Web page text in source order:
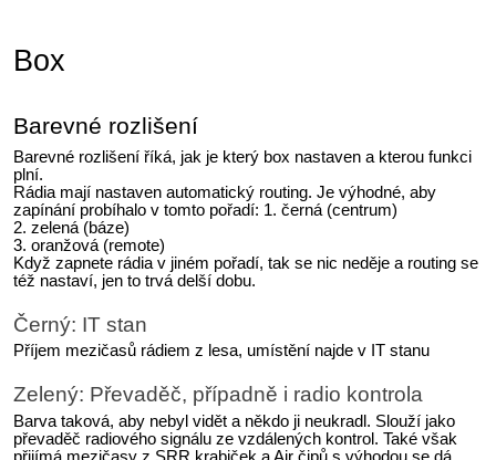
Box
Barevné rozlišení
Barevné rozlišení říká, jak je který box nastaven a kterou funkci
plní.
Rádia mají nastaven automatický routing. Je výhodné, aby
zapínání probíhalo v tomto pořadí: 1. černá (centrum)
2. zelená (báze)
3. oranžová (remote)
Když zapnete rádia v jiném pořadí, tak se nic neděje a routing se
též nastaví, jen to trvá delší dobu.
Černý: IT stan
Příjem mezičasů rádiem z lesa, umístění najde v IT stanu
Zelený: Převaděč, případně i radio kontrola
Barva taková, aby nebyl vidět a někdo ji neukradl. Slouží jako
převaděč radiového signálu ze vzdálených kontrol. Také však